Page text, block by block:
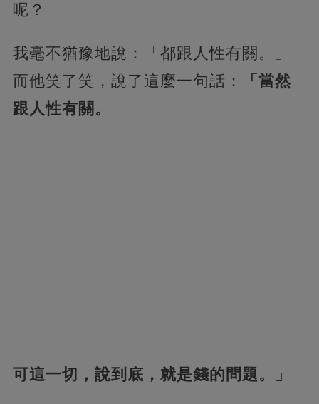
呢？
我毫不猶豫地說：「都跟人性有關。」
而他笑了笑，說了這麼一句話：
「當然
跟人性有關。
可這一切，說到底，就是錢的問題。」